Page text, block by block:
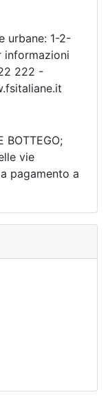
urbane: 1-2-
informazioni
222 -
BOTTEGO;
vie
pagamento a